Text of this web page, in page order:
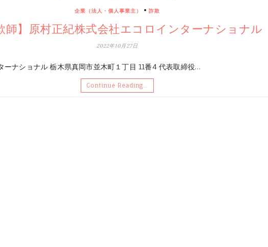
企業（法人・個人事業主） • 詐欺
師】原村正紀株式会社エコロインターナショナル
2022年10月27日
ーナショナル 栃木県真岡市並木町１丁目 11番4 代表取締役…
Continue Reading…